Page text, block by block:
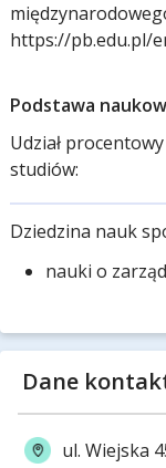
https://pb.edu.pl/
Podstawa
Udział
studiów:
Dziedzina nauk
nauki o
Dane
ul. Wiejska